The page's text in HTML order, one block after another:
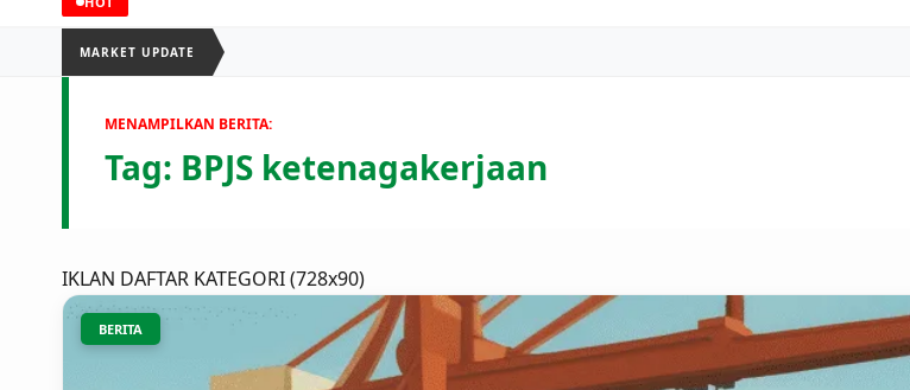
MARKET UPDATE
MENAMPILKAN BERITA:
Tag: BPJS ketenagakerjaan
IKLAN DAFTAR KATEGORI (728x90)
BERITA